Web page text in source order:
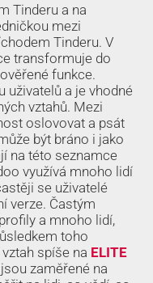
Tinderu a na
mezi
Tinderu. V
transformuje do
funkce.
uživatelů a je vhodné
vztahů. Mezi
oslovovat a psát
být bráno i jako
na této seznamce
využívá mnoho lidí
se uživatelé
verze. Častým
a mnoho lidí,
toho
spíše na ELITE
zaměřené na